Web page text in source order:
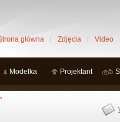
główna Zdjęcia Video
Modelka Projektant